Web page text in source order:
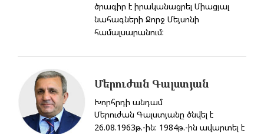
ծրագիր է իրականացրել Միացյալ
նահագների Ջորջ Մեյսոնի
համալսարանում:
Մերուժան Գալստյան
Խորհրդի անդամ
Մերուժան Գալստյանը ծնվել է
26.08.1963թ.-ին: 1984թ.-ին ավարտել է